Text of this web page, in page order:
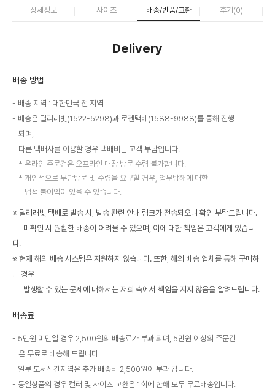
상세정보 사이즈 배송/반품/교환 후기(0)
Delivery
배송 방법
배송 지역 : 대한민국 전 지역
배송은 딜리래빗(1522-5298)과 로젠택배(1588-9988)를 통해 진행
되며,
다른 택배사를 이용할 경우 택배비는 고객 부담입니다.
온라인 주문건은 오프라인 매장 방문 수령 불가합니다.
개인적으로 무단방문 및 수령을 요구할 경우, 업무방해에 대한
법적 불이익이 있을 수 있습니다.
※ 딜리래빗 택배로 발송 시, 발송 관련 안내 링크가 전송되오니 확인 부탁드립니다.
미확인 시 원활한 배송이 어려울 수 있으며, 이에 대한 책임은 고객에게 있습니
다.
※ 현재 해외 배송 시스템은 지원하지 않습니다. 또한, 해외 배송 업체를 통해 구매하
는 경우
발생할 수 있는 문제에 대해서는 저희 측에서 책임을 지지 않음을 알려드립니다.
배송료
5만원 미만일 경우 2,500원의 배송료가 부과 되며, 5만원 이상의 주문건
은 무료로 배송해 드립니다.
일부 도서산간지역은 추가 배송비 2,500원이 부과 됩니다.
동일상품의 경우 컬러 및 사이즈 교환은 1회에 한해 모두 무료배송입니다.